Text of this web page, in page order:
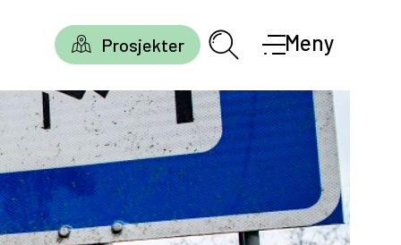
Prosjekter Meny